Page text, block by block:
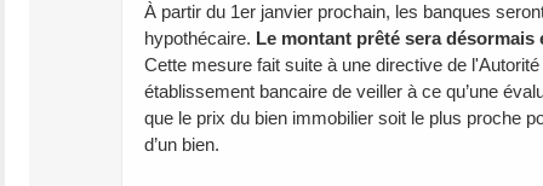
À partir du 1er janvier prochain, les banques
hypothécaire. Le montant prêté sera
Cette mesure fait suite à une directive de
établissement bancaire de veiller à ce qu’une
que le prix du bien immobilier soit le plus proche
d’un bien.